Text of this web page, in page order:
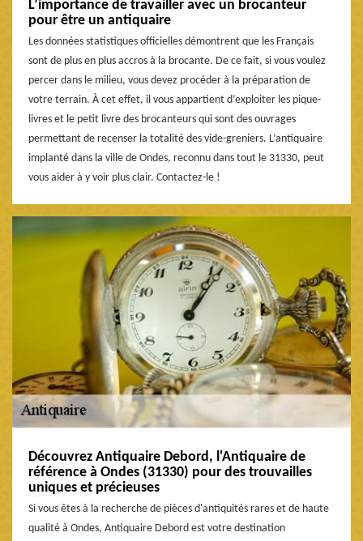
L’importance de travailler avec un brocanteur
pour être un antiquaire
Les données statistiques officielles démontrent que les Français
sont de plus en plus accros à la brocante. De ce fait, si vous voulez
percer dans le milieu, vous devez procéder à la préparation de
votre terrain. À cet effet, il vous appartient d’exploiter les pique-
livres et le petit livre des brocanteurs qui sont des ouvrages
permettant de recenser la totalité des vide-greniers. L’antiquaire
implanté dans la ville de Ondes, reconnu dans tout le 31330, peut
vous aider à y voir plus clair. Contactez-le !
Découvrez Antiquaire Debord, l'Antiquaire de
référence à Ondes (31330) pour des trouvailles
uniques et précieuses
Si vous êtes à la recherche de pièces d'antiquités rares et de haute
qualité à Ondes, Antiquaire Debord est votre destination